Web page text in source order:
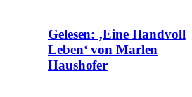
Gelesen: ‚Eine Handvoll
Leben‘ von Marlen
Haushofer